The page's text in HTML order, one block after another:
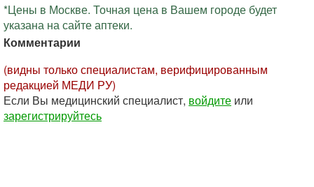
*Цены в Москве. Точная цена в Вашем городе будет
указана на сайте аптеки.
Комментарии
(видны только специалистам, верифицированным
редакцией МЕДИ РУ)
Если Вы медицинский специалист, войдите или
зарегистрируйтесь